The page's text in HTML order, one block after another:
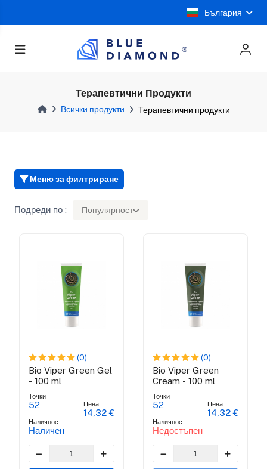
България
Терапевтични Продукти
Всички продукти Терапевтични продукти
Меню за филтриране
Подреди по : Популярност
(0)
Bio Viper Green Gel
- 100 ml
Точки
52
Наличност
Наличен
Цена
14,32 €
(0)
Bio Viper Green
Cream - 100 ml
Точки
52
Наличност
Недостъпен
Цена
14,32 €